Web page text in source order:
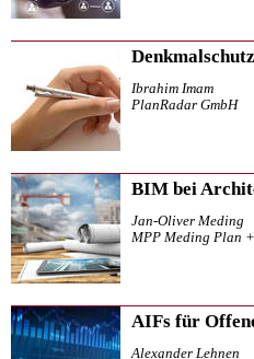
Ibrahim Imam
PlanRadar GmbH
BIM bei
Jan-Oliver Meding
MPP Meding Plan
AIFs für
Alexander Lehnen